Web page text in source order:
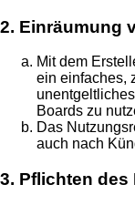
2. Einräumung
Mit dem
ein einfaches,
Boards zu
Das
auch nach
3. Pflichten des